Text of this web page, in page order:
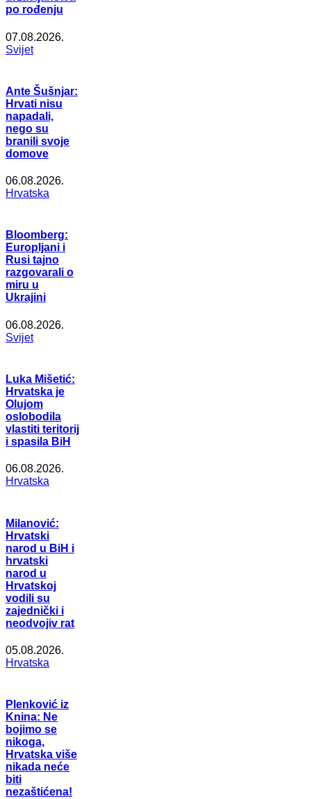
po rođenju
07.08.2026.
Svijet
Ante Šušnjar:
Hrvati nisu
napadali,
nego su
branili svoje
domove
06.08.2026.
Hrvatska
Bloomberg:
Europljani i
Rusi tajno
razgovarali o
miru u
Ukrajini
06.08.2026.
Svijet
Luka Mišetić:
Hrvatska je
Olujom
oslobodila
vlastiti teritorij
i spasila BiH
06.08.2026.
Hrvatska
Milanović:
Hrvatski
narod u BiH i
hrvatski
narod u
Hrvatskoj
vodili su
zajednički i
neodvojiv rat
05.08.2026.
Hrvatska
Plenković iz
Knina: Ne
bojimo se
nikoga,
Hrvatska više
nikada neće
biti
nezaštićena!